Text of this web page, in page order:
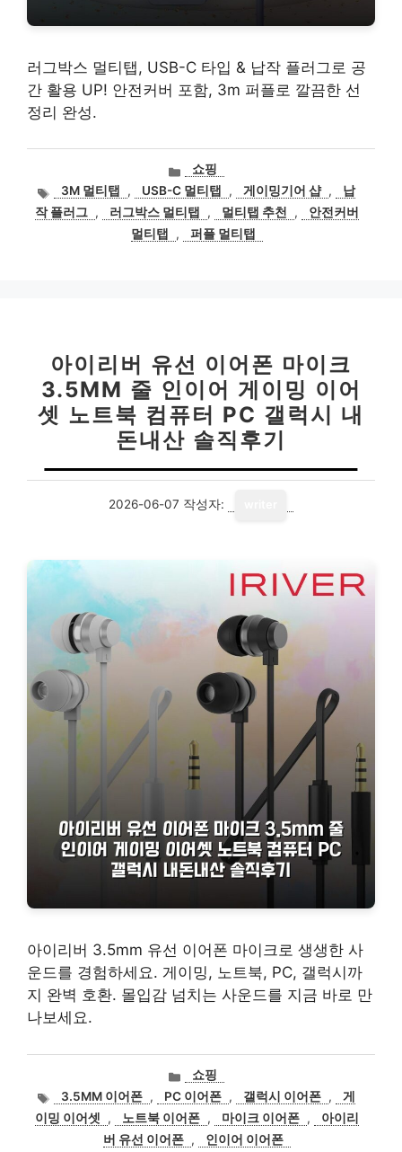
러그박스 멀티탭, USB-C 타입 & 납작 플러그로 공
간 활용 UP! 안전커버 포함, 3m 퍼플로 깔끔한 선
정리 완성.
카
테
고
리
쇼핑
태
그
3M 멀티탭 , USB-C 멀티탭 , 게이밍기어 샵 ,
납
작 플러그 , 러그박스 멀티탭 , 멀티탭 추천 ,
안전커버
멀티탭
, 퍼플 멀티탭
아이리버 유선 이어폰 마이크
3.5MM 줄 인이어 게이밍 이어
셋 노트북 컴퓨터 PC 갤럭시 내
돈내산 솔직후기
2026-06-07 작성자:
아이리버 3.5mm 유선 이어폰 마이크로 생생한 사
운드를 경험하세요. 게이밍, 노트북, PC, 갤럭시까
지 완벽 호환. 몰입감 넘치는 사운드를 지금 바로 만
나보세요.
카
테
고
리
쇼핑
태
그
3.5MM 이어폰 , PC 이어폰 , 갤럭시 이어폰 ,
게
이밍 이어셋
, 노트북 이어폰 , 마이크 이어폰 ,
아이리
버 유선 이어폰 , 인이어 이어폰